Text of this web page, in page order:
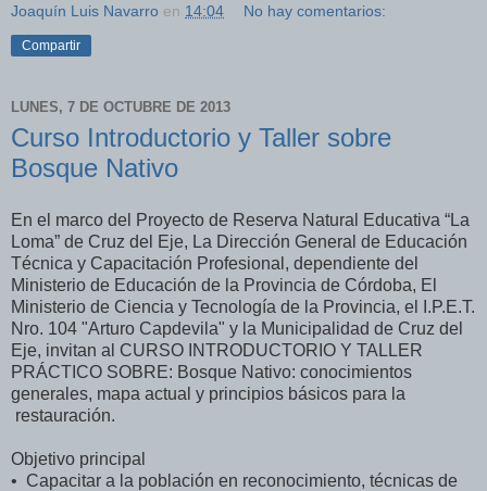
Joaquín Luis Navarro en 14:04 No hay comentarios:
Compartir
LUNES, 7 DE OCTUBRE DE 2013
Curso Introductorio y Taller sobre
Bosque Nativo
En el marco del Proyecto de Reserva Natural Educativa “La
Loma” de Cruz del Eje, La Dirección General de Educación
Técnica y Capacitación Profesional, dependiente del
Ministerio de Educación de la Provincia de Córdoba, El
Ministerio de Ciencia y Tecnología de la Provincia, el I.P.E.T.
Nro. 104 "Arturo Capdevila" y la Municipalidad de Cruz del
Eje, invitan al CURSO INTRODUCTORIO Y TALLER
PRÁCTICO SOBRE: Bosque Nativo: conocimientos
generales, mapa actual y principios básicos para la
restauración.
Objetivo principal
• Capacitar a la población en reconocimiento, técnicas de